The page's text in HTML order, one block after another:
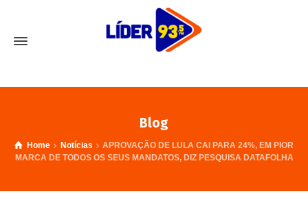
Blog
Home Notícias
APROVAÇÃO DE LULA CAI PARA 24%, EM PIOR
MARCA DE TODOS OS SEUS MANDATOS, DIZ PESQUISA DATAFOLHA